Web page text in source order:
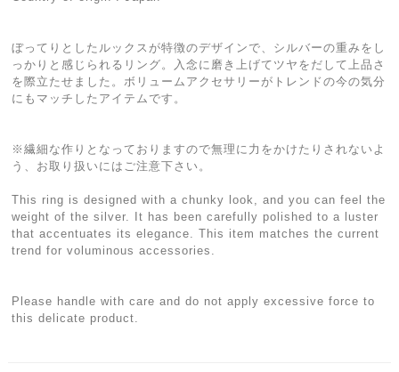
ぼってりとしたルックスが特徴のデザインで、シルバーの重みをし
っかりと感じられるリング。入念に磨き上げてツヤをだして上品さ
を際立たせました。ボリュームアクセサリーがトレンドの今の気分
にもマッチしたアイテムです。
※繊細な作りとなっておりますので無理に力をかけたりされないよ
う、お取り扱いにはご注意下さい。
This ring is designed with a chunky look, and you can feel the
weight of the silver. It has been carefully polished to a luster
that accentuates its elegance. This item matches the current
trend for voluminous accessories.
Please handle with care and do not apply excessive force to
this delicate product.